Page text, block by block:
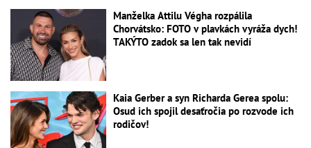
Manželka Attilu Végha rozpálila
Chorvátsko: FOTO v plavkách vyráža dych!
TAKÝTO zadok sa len tak nevidí
Kaia Gerber a syn Richarda Gerea spolu:
Osud ich spojil desaťročia po rozvode ich
rodičov!